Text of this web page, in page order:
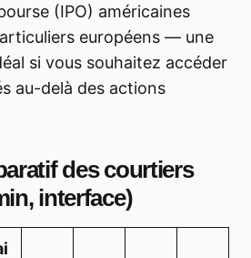
(IPO) américaines
européens — une
si vous souhaitez accéder
au-delà des actions
des courtiers
interface)